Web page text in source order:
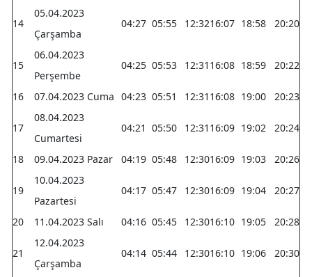
14
05.04.2023
Çarşamba
04:27 05:55 12:3216:07 18:58 20:20
15
06.04.2023
Perşembe
04:25 05:53 12:31 16:08 18:59 20:22
16 07.04.2023 Cuma 04:23 05:51 12:31 16:08 19:00 20:23
17
08.04.2023
Cumartesi
04:21 05:50 12:31 16:09 19:02 20:24
18 09.04.2023 Pazar 04:19 05:48 12:3016:09 19:03 20:26
19
10.04.2023
Pazartesi
04:17 05:47 12:3016:09 19:04 20:27
20 11.04.2023 Salı 04:16 05:45 12:3016:10 19:05 20:28
21
12.04.2023
Çarşamba
04:14 05:44 12:3016:10 19:06 20:30